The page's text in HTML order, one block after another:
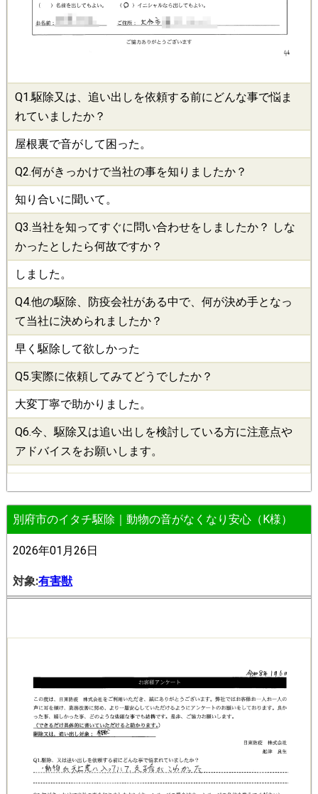
Q1.駆除又は、追い出しを依頼する前にどんな事で悩ま
れていましたか？
屋根裏で音がして困った。
Q2.何がきっかけで当社の事を知りましたか？
知り合いに聞いて。
Q3.当社を知ってすぐに問い合わせをしましたか？ しな
かったとしたら何故ですか？
しました。
Q4.他の駆除、 防疫会社がある中で、何が決め手となっ
て当社に決められましたか？
早く駆除して欲しかった
Q5.実際に依頼してみてどうでしたか？
大変丁寧で助かりました。
Q6.今、駆除又は追い出しを検討している方に注意点や
アドバイスをお願いします。
別府市のイタチ駆除｜動物の音がなくなり安心（K様）
2026年01月26日
対象:有害獣